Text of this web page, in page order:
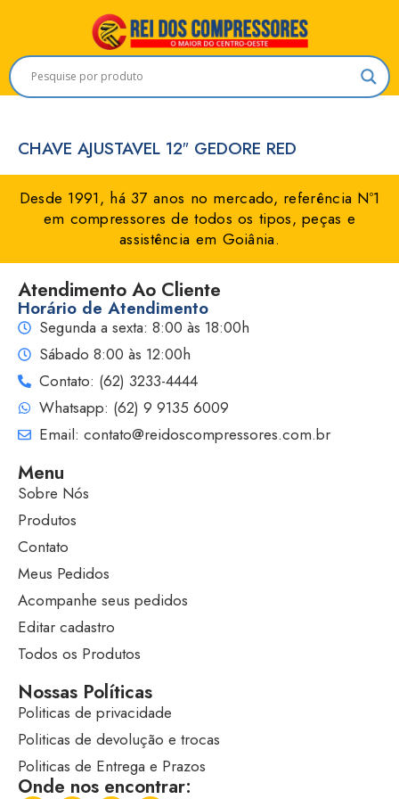
CHAVE AJUSTAVEL 12″ GEDORE RED
Desde 1991, há 37 anos no mercado, referência Nº1
em compressores de todos os tipos, peças e
assistência em Goiânia.
Atendimento Ao Cliente
Horário de Atendimento
Segunda a sexta: 8:00 às 18:00h
Sábado 8:00 às 12:00h
Contato: (62) 3233-4444
Whatsapp: (62) 9 9135 6009
Email: contato@reidoscompressores.com.br
Menu
Sobre Nós
Produtos
Contato
Meus Pedidos
Acompanhe seus pedidos
Editar cadastro
Todos os Produtos
Nossas Políticas
Politicas de privacidade
Politicas de devolução e trocas
Politicas de Entrega e Prazos
Onde nos encontrar: